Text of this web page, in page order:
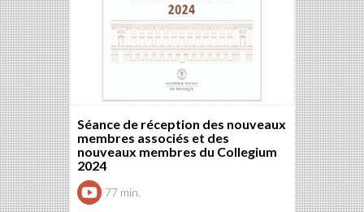
Séance de réception des nouveaux
membres associés et des
nouveaux membres du Collegium
2024
77 min.